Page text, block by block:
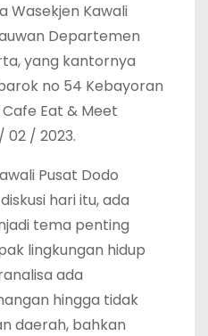
Wasekjen Kawali
Departemen
yang kantornya
no 54 Kebayoran
Eat & Meet
02 / 2023.
Pusat Dodo
hari itu, ada
tema penting
lingkungan hidup
ada
hingga tidak
daerah, bahkan